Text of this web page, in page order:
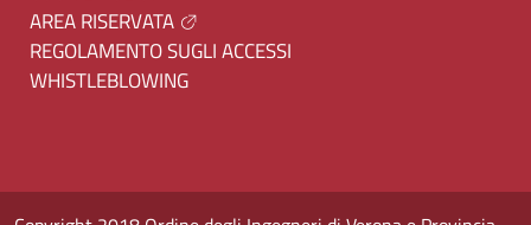
AREA RISERVATA
REGOLAMENTO SUGLI ACCESSI
WHISTLEBLOWING